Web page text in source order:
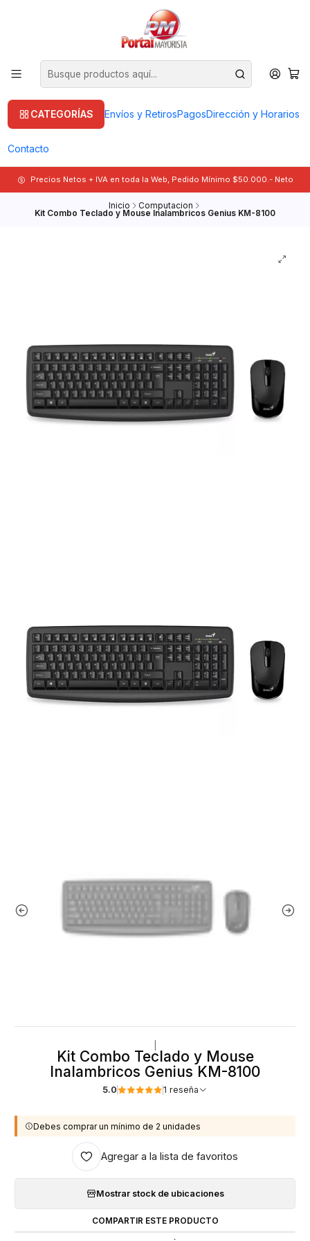
CATEGORÍAS Envíos y RetirosPagosDirección y Horarios
Contacto
Precios Netos + IVA en toda la Web, Pedido Mínimo $50.000.- Neto
Inicio Computacion
Kit Combo Teclado y Mouse Inalambricos Genius KM-8100
Kit Combo Teclado y Mouse
Inalambricos Genius KM-8100
5.0 1 reseña
Debes comprar un mínimo de 2 unidades
Agregar a la lista de favoritos
Mostrar stock de ubicaciones
COMPARTIR ESTE PRODUCTO